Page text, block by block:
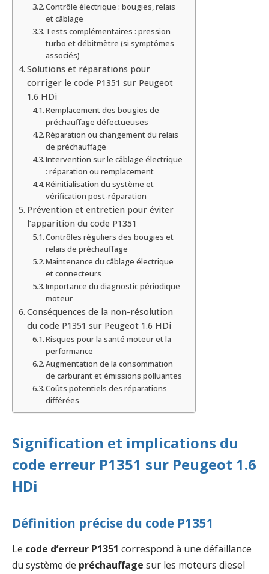
Contrôle électrique : bougies, relais
et câblage
Tests complémentaires : pression
turbo et débitmètre (si symptômes
associés)
Solutions et réparations pour
corriger le code P1351 sur Peugeot
1.6 HDi
Remplacement des bougies de
préchauffage défectueuses
Réparation ou changement du relais
de préchauffage
Intervention sur le câblage électrique
: réparation ou remplacement
Réinitialisation du système et
vérification post-réparation
Prévention et entretien pour éviter
l’apparition du code P1351
Contrôles réguliers des bougies et
relais de préchauffage
Maintenance du câblage électrique
et connecteurs
Importance du diagnostic périodique
moteur
Conséquences de la non-résolution
du code P1351 sur Peugeot 1.6 HDi
Risques pour la santé moteur et la
performance
Augmentation de la consommation
de carburant et émissions polluantes
Coûts potentiels des réparations
différées
Signification et implications du
code erreur P1351 sur Peugeot 1.6
HDi
Définition précise du code P1351
Le code d’erreur P1351 correspond à une défaillance
du système de préchauffage sur les moteurs diesel